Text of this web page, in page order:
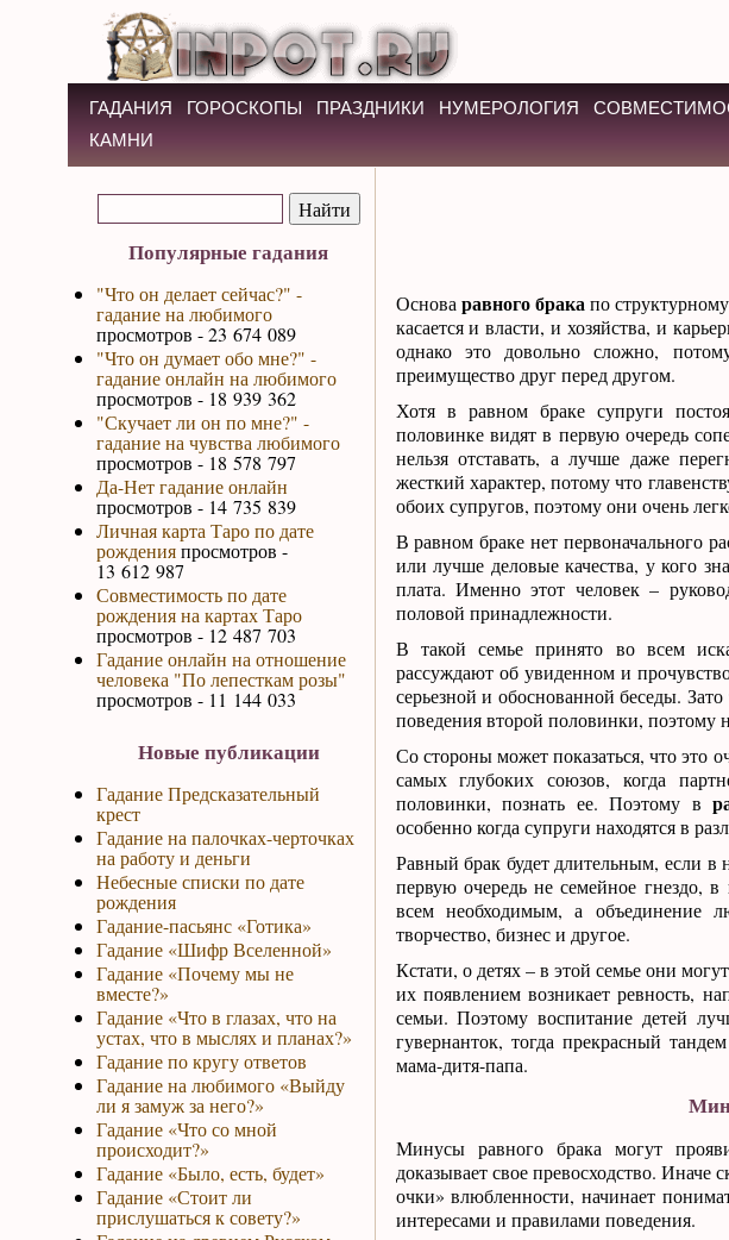
ГАДАНИЯ ГОРОСКОПЫ ПРАЗДНИКИ НУМЕРОЛОГИЯ
КАМНИ
Популярные гадания
"Что он делает сейчас?" -
гадание на любимого
просмотров - 23 674 089
"Что он думает обо мне?" -
гадание онлайн на любимого
просмотров - 18 939 362
"Скучает ли он по мне?" -
гадание на чувства любимого
просмотров - 18 578 797
Да-Нет гадание онлайн
просмотров - 14 735 839
Личная карта Таро по дате
рожденияпросмотров -
13 612 987
Совместимость по дате
рождения на картах Таро
просмотров - 12 487 703
Гадание онлайн на отношение
человека "По лепесткам розы"
просмотров - 11 144 033
Новые публикации
Гадание Предсказательный
крест
Гадание на палочках-черточках
на работу и деньги
Небесные списки по дате
рождения
Гадание-пасьянс «Готика»
Гадание «Шифр Вселенной»
Гадание «Почему мы не
вместе?»
Гадание «Что в глазах, что на
устах, что в мыслях и планах?»
Гадание по кругу ответов
Гадание на любимого «Выйду
ли я замуж за него?»
Гадание «Что со мной
происходит?»
Гадание «Было, есть, будет»
Гадание «Стоит ли
прислушаться к совету?»
Основа равного брака по
касается и власти, и хозяйства, и
однако это довольно сложно,
преимущество друг перед другом.
Хотя в равном браке супруги
половинке видят в первую очередь
нельзя отставать, а лучше даже
жесткий характер, потому что
обоих супругов, поэтому они очень
В равном браке нет первоначального
или лучше деловые качества, у кого
плата. Именно этот человек –
половой принадлежности.
В такой семье принято во всем
рассуждают об увиденном и
серьезной и обоснованной беседы.
поведения второй половинки, поэтому
Со стороны может показаться, что это
самых глубоких союзов, когда
половинки, познать ее. Поэтому в
особенно когда супруги находятся в
Равный брак будет длительным, если в
первую очередь не семейное гнездо, в
всем необходимым, а объединение
творчество, бизнес и другое.
Кстати, о детях – в этой семье они
их появлением возникает ревность,
семьи. Поэтому воспитание детей
гувернанток, тогда прекрасный
мама-дитя-папа.
Минусы равного брака могут
доказывает свое превосходство. Иначе
очки» влюбленности, начинает
интересами и правилами поведения.